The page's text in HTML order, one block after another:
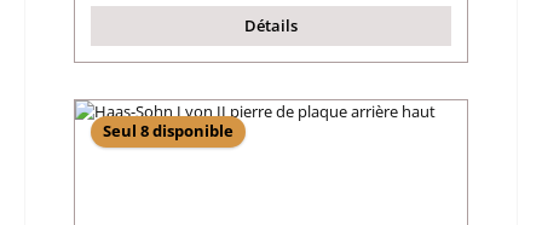
Détails
Seul 8 disponible